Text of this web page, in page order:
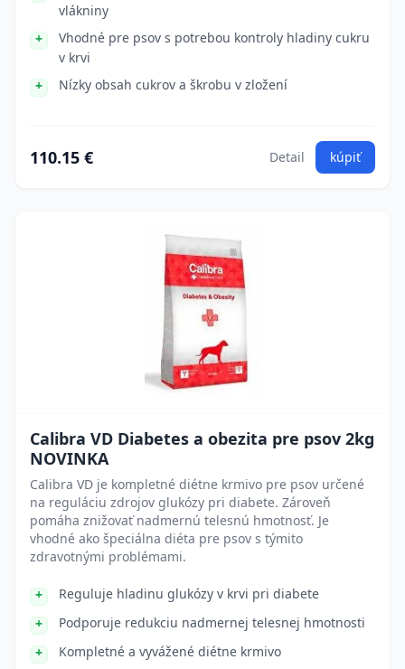
vlákniny
Vhodné pre psov s potrebou kontroly hladiny cukru
v krvi
Nízky obsah cukrov a škrobu v zložení
110.15 € Detail kúpiť
Calibra VD Diabetes a obezita pre psov 2kg
NOVINKA
Calibra VD je kompletné diétne krmivo pre psov určené
na reguláciu zdrojov glukózy pri diabete. Zároveň
pomáha znižovať nadmernú telesnú hmotnosť. Je
vhodné ako špeciálna diéta pre psov s týmito
zdravotnými problémami.
Reguluje hladinu glukózy v krvi pri diabete
Podporuje redukciu nadmernej telesnej hmotnosti
Kompletné a vyvážené diétne krmivo